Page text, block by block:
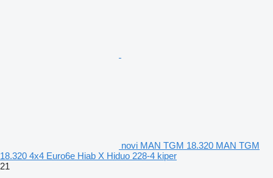
novi MAN TGM 18.320 MAN TGM
18.320 4x4 Euro6e Hiab X Hiduo 228-4 kiper
21